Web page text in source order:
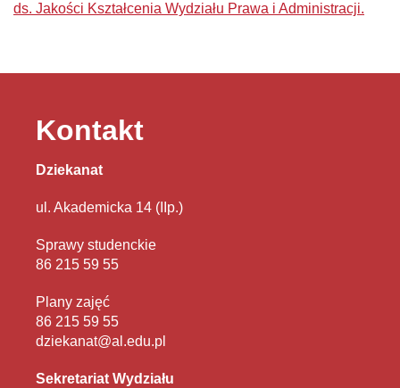
ds. Jakości Kształcenia Wydziału Prawa i Administracji.
Kontakt
Dziekanat
ul. Akademicka 14 (IIp.)
Sprawy studenckie
86 215 59 55
Plany zajęć
86 215 59 55
dziekanat@al.edu.pl
Sekretariat Wydziału